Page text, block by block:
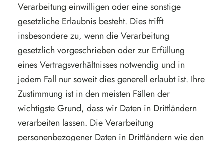
Verarbeitung einwilligen oder eine sonstige
gesetzliche Erlaubnis besteht. Dies trifft
insbesondere zu, wenn die Verarbeitung
gesetzlich vorgeschrieben oder zur Erfüllung
eines Vertragsverhältnisses notwendig und in
jedem Fall nur soweit dies generell erlaubt ist. Ihre
Zustimmung ist in den meisten Fällen der
wichtigste Grund, dass wir Daten in Drittländern
verarbeiten lassen. Die Verarbeitung
personenbezogener Daten in Drittländern wie den